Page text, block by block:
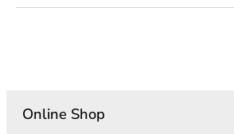
Online Shop